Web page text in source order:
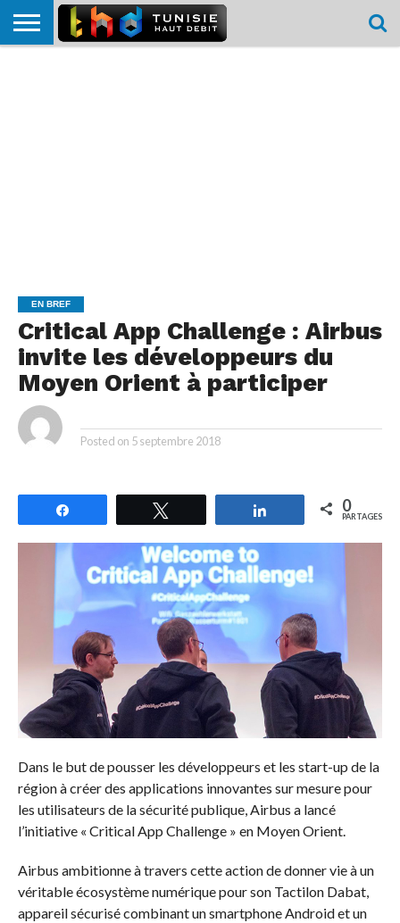
EN BREF
Critical App Challenge : Airbus
invite les développeurs du
Moyen Orient à participer
Posted on 5 septembre 2018
Partagez 0
PARTAGES
Dans le but de pousser les développeurs et les start-up de la
région à créer des applications innovantes sur mesure pour
les utilisateurs de la sécurité publique, Airbus a lancé
l’initiative « Critical App Challenge » en Moyen Orient.
Airbus ambitionne à travers cette action de donner vie à un
véritable écosystème numérique pour son Tactilon Dabat,
appareil sécurisé combinant un smartphone Android et un